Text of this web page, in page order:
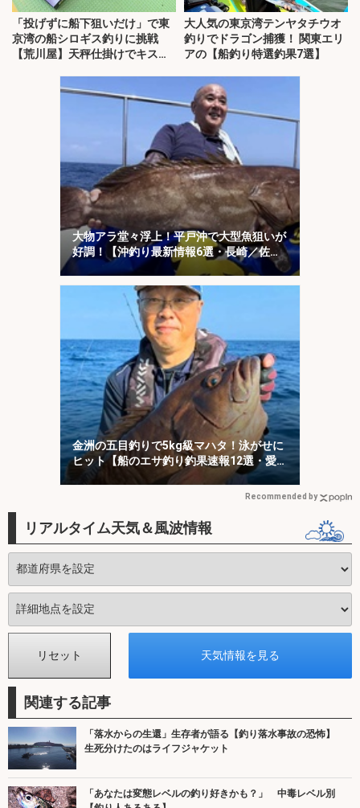
「投げずに船下狙いだけ」で東
京湾の船シロギス釣りに挑戦
【荒川屋】天秤仕掛けでキス約
大人気の東京湾テンヤタチウオ
釣りでドラゴン捕獲！ 関東エリ
アの【船釣り特選釣果7選】
大物アラ堂々浮上！平戸沖で大型魚狙いが
好調！【沖釣り最新情報6選・長崎／佐
金洲の五目釣りで5kg級マハタ！泳がせに
ヒット【船のエサ釣り釣果速報12選・愛知
／静岡】
Recommended by
リアルタイム天気＆風波情報
関連する記事
「落水からの生還」生存者が語る【釣り落水事故の恐怖】
生死分けたのはライフジャケット
「あなたは変態レベルの釣り好きかも？」 中毒レベル別